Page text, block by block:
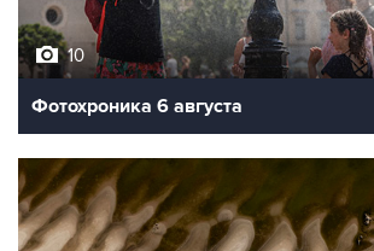
10
Фотохроника 6 августа